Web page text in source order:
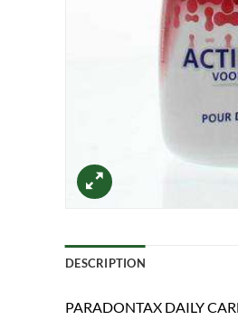
DESCRIPTION
PARADONTAX DAILY